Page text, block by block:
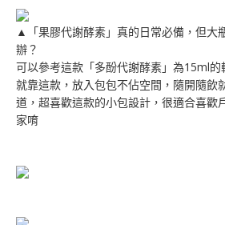
▲「果膠代謝酵素」真的日常必備，但大
辦？
可以參考這款「多酚代謝酵素」為15ml
就靠這款，放入包包不佔空間，隨開隨飲
道，超喜歡這款的小包設計，很適合喜歡
家唷